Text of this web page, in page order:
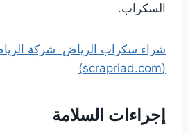
السكراب.
شراء سكراب الرياض شركة
(scrapriad.com)
إجراءات السلامة